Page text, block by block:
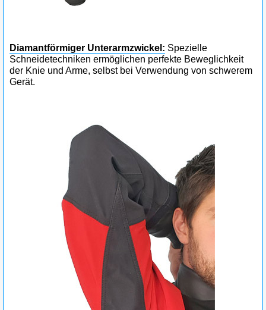
Diamantförmiger Unterarmzwickel: Spezielle
Schneidetechniken ermöglichen perfekte Beweglichkeit
der Knie und Arme, selbst bei Verwendung von schwerem
Gerät.